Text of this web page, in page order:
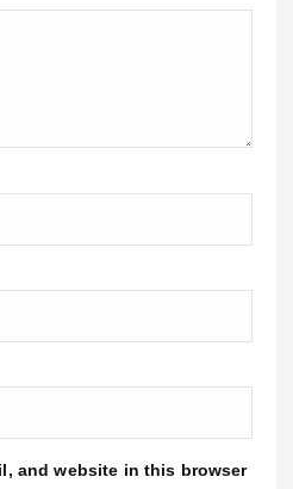
and website in this browser